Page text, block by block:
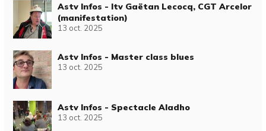
Astv Infos - Itv Gaëtan Lecocq, CGT Arcelor
(manifestation)
13 oct. 2025
Astv Infos - Master class blues
13 oct. 2025
Astv Infos - Spectacle Aladho
13 oct. 2025